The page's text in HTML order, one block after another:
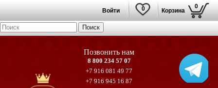
Корзина
0
0
Войти
8 800 234 57 07
+7 916 081 49 77
+7 916 945 16 87